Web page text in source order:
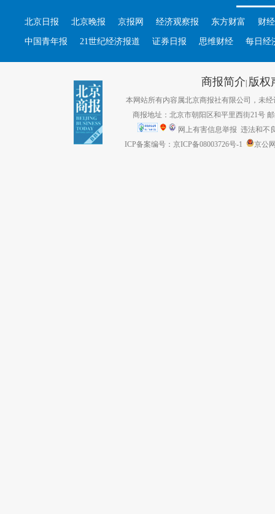
北京日报 北京晚报 京报网 经济观察报 东方财富 财
中国青年报 21世纪经济报道 证券日报 思维财经 每日经
商报简介| 版权
本网站所有内容属北京商报社有限公司，未经
商报地址：北京市朝阳区和平里西街21号
网上有害信息举报 违法和不
ICP备案编号：京ICP备08003726号-1
京公